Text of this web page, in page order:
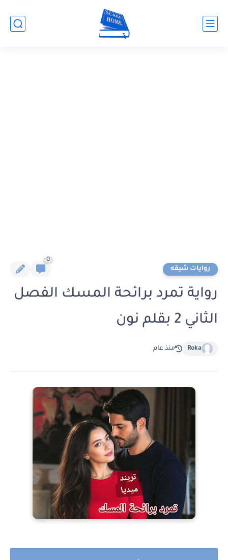
روايات شيقه
0
رواية تمرد برائحة المسك الفصل
الثاني 2 بقلم نون
Roka منذ عام